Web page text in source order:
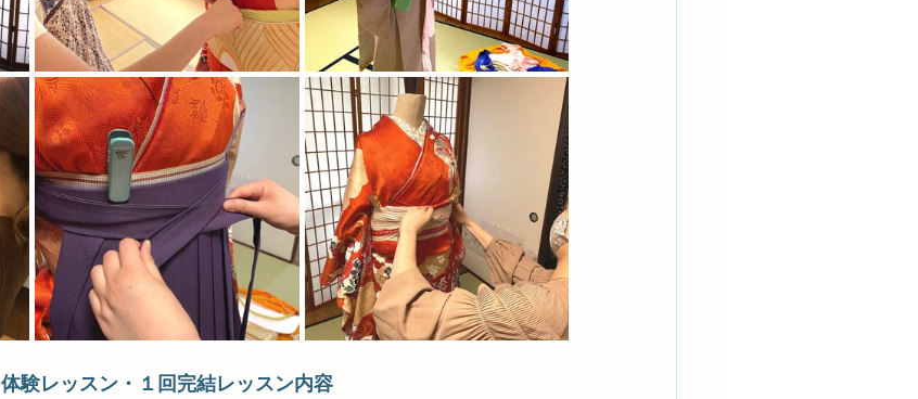
体験レッスン・１回完結レッスン内容